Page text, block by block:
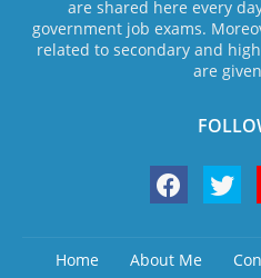
are shared here every
government job exams.
related to secondary and
are
Home About Me